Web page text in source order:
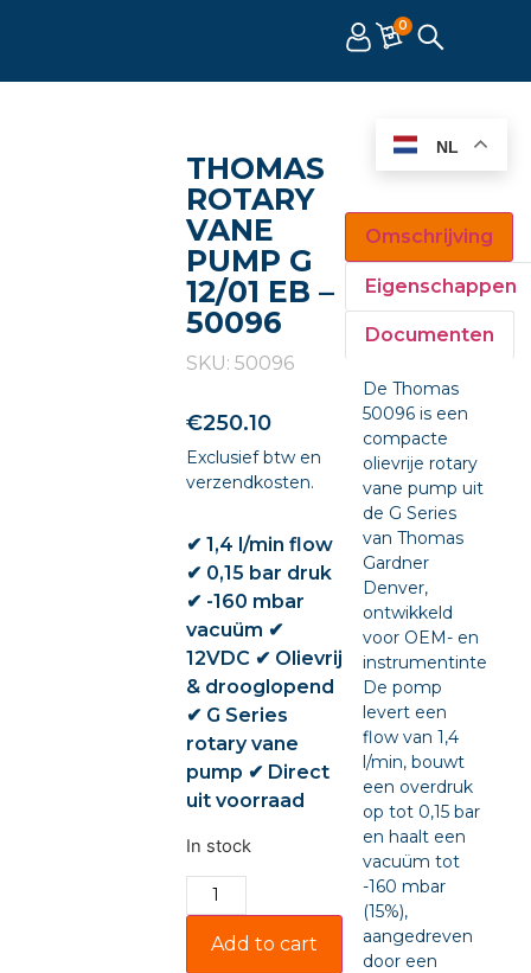
0
THOMAS
ROTARY
VANE
PUMP G
12/01 EB –
50096
SKU: 50096
€250.10
Exclusief btw en
verzendkosten.
✔ 1,4 l/min flow
✔ 0,15 bar druk
✔ -160 mbar
vacuüm ✔
12VDC ✔ Olievrij
& drooglopend
✔ G Series
rotary vane
pump ✔ Direct
uit voorraad
In stock
Add to cart
Omschrijving
Eigenschappen
Documenten
De Thomas
50096 is een
compacte
olievrije rotary
vane pump uit
de G Series
van Thomas
Gardner
Denver,
ontwikkeld
voor OEM- en
De pomp
levert een
flow van 1,4
l/min, bouwt
een overdruk
op tot 0,15 bar
en haalt een
vacuüm tot
-160 mbar
(15%),
aangedreven
door een
NL